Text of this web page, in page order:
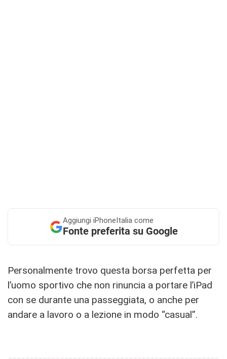
Aggiungi iPhoneItalia come
Fonte preferita su Google
Personalmente trovo questa borsa perfetta per
l’uomo sportivo che non rinuncia a portare l’iPad
con se durante una passeggiata, o anche per
andare a lavoro o a lezione in modo “casual”.